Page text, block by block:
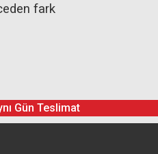
fark
Gün Teslimat